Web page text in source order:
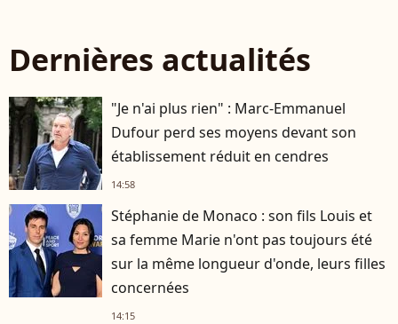
Dernières actualités
"Je n'ai plus rien" : Marc-Emmanuel
Dufour perd ses moyens devant son
établissement réduit en cendres
14:58
Stéphanie de Monaco : son fils Louis et
sa femme Marie n'ont pas toujours été
sur la même longueur d'onde, leurs filles
concernées
14:15